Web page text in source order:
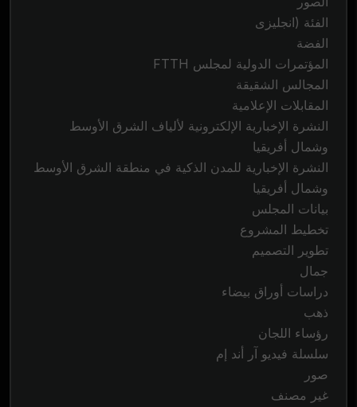
الفئة (انجليزى
الفضة
المؤتمرات الدولية لمجلس FTTH
المجالس الشقيقة
المقابلات الإعلامية
النشرة الإخبارية الإلكترونية لألياف الشرق الأوسط
وشمال أفريقيا
النشرة الإخبارية للمدن الذكية في منطقة الشرق الأوسط
وشمال أفريقيا
بيانات المجلس
تخطيط المشروع
تطوير التصميم
جمال
دراسات أوراق بيضاء
ذهب
رؤساء اللجان
سلسلة فيديو آر أند إم
صور
غير مصنف